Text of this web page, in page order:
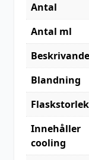
Antal
Antal ml
Beskrivande
Blandning
Flaskstorlek
Innehåller
cooling